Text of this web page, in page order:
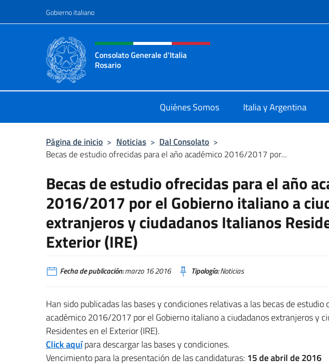
Gobierno italiano
Encabezado del sitio web, redes
Consolato Generale d'Italia
Rosario
Quiénes Somos Italia y Argentina
Página de inicio > Noticias > Dal Consolato >
Becas de estudio ofrecidas para el año académico 2016/2017 por...
Becas de estudio ofrecidas para el año
2016/2017 por el Gobierno italiano a
extranjeros y ciudadanos Italianos
Exterior (IRE)
Fecha de publicación:marzo 16 2016 Tipología:Noticias
Han sido publicadas las bases y condiciones relativas a las becas de estudio
académico 2016/2017 por el Gobierno italiano a ciudadanos extranjeros y
Residentes en el Exterior (IRE).
Click aquípara descargar las bases y condiciones.
Vencimiento para la presentación de las candidaturas: 15 de abril de 2016